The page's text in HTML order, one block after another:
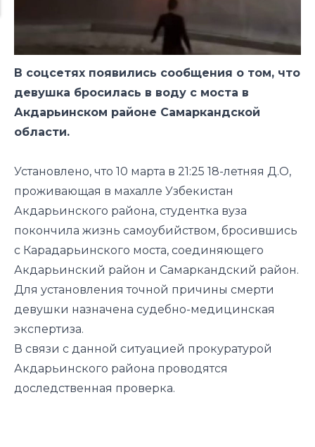
В соцсетях появились сообщения о том, что
девушка бросилась в воду с моста в
Акдарьинском районе Самаркандской
области.
Установлено, что 10 марта в 21:25 18-летняя Д.О,
проживающая в махалле Узбекистан
Акдарьинского района, студентка вуза
покончила жизнь самоубийством, бросившись
с Карадарьинского моста, соединяющего
Акдарьинский район и Самаркандский район.
Для установления точной причины смерти
девушки назначена судебно-медицинская
экспертиза.
В связи с данной ситуацией прокуратурой
Акдарьинского района проводятся
доследственная проверка.